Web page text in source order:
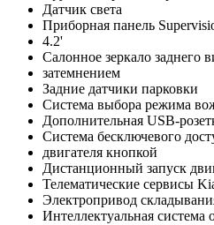
Датчик света
Приборная панель
4.2'
Салонное зеркало заднего
затемнением
Задние датчики парковки
Система выбора режима
Дополнительная USB-
Система бесключевого
двигателя кнопкой
Дистанционный запуск
Телематические сервисы
Электропривод
Интеллектуальная система